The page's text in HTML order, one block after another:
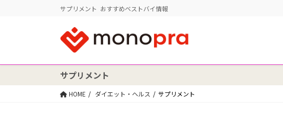
サプリメント おすすめベストバイ情報
サプリメント
HOME ダイエット・ヘルス サプリメント